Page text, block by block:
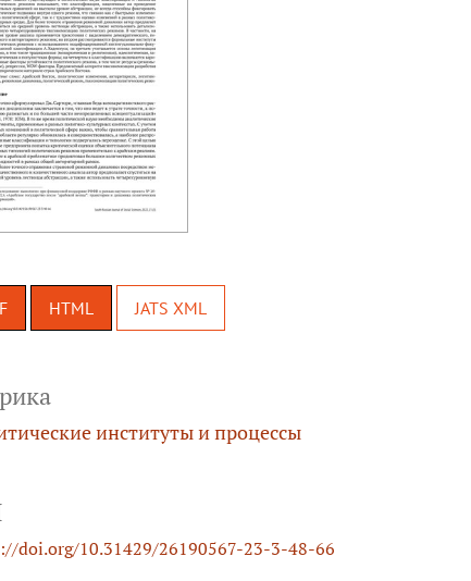
HTML JATS XML
институты и процессы
doi.org/10.31429/26190567-23-3-48-66